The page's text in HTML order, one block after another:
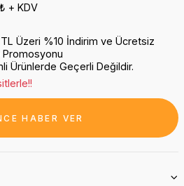
+ KDV
Üzeri %10 İndirim ve Ücretsiz
Promosyonu
Ürünlerde Geçerli Değildir.
HABER VER